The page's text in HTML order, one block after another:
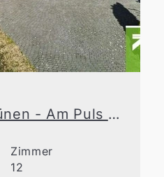
Ein Haus im Grünen - Am Puls der Zeit
Zimmer
12